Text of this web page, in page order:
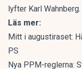
lyfter Karl Wahnberg.
Läs mer:
Mitt i augustiraset:
PS
Nya PPM-reglerna: